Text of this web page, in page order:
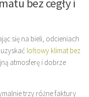
się na bieli, odcieniach
loftowy klimat bez
atmosferę i dobrze
trzy różne faktury